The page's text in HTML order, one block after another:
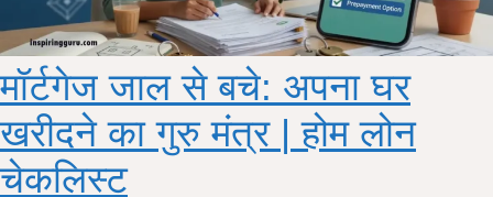
मॉर्टगेज जाल से बचे: अपना घर
खरीदने का गुरु मंत्र | होम लोन
चेकलिस्ट